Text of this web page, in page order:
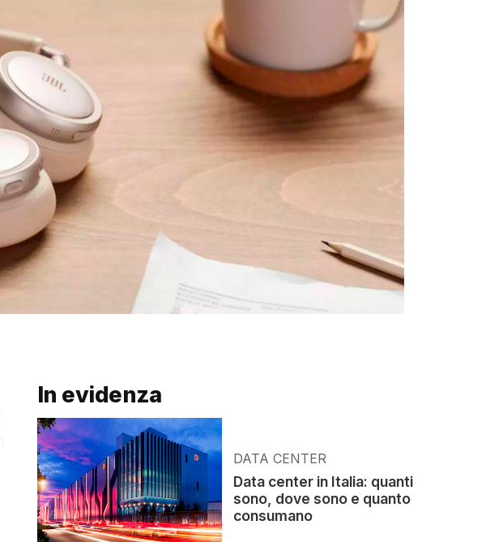
In evidenza
DATA CENTER
Data center in Italia: quanti
sono, dove sono e quanto
consumano